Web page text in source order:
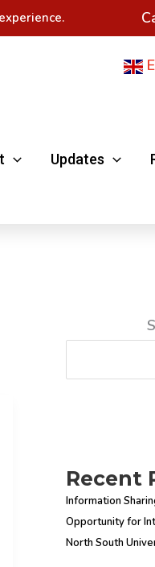
Updates
Recent
Information
Opportunity for
North South